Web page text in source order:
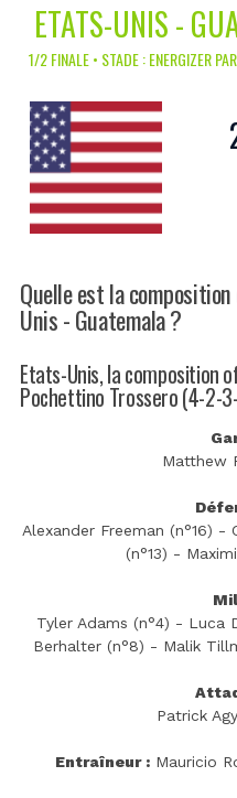
ETATS-UNIS -
1/2 FINALE • STADE : ENERGIZER
Quelle est la
Unis - Guatemala ?
Etats-Unis, la composition
Pochettino Trossero (4-2-
Matthew
Alexander Freeman (n°16) -
(n°13) -
Tyler Adams (n°4) - Luca
Berhalter (n°8) - Malik
Patrick
Entraîneur :Mauricio